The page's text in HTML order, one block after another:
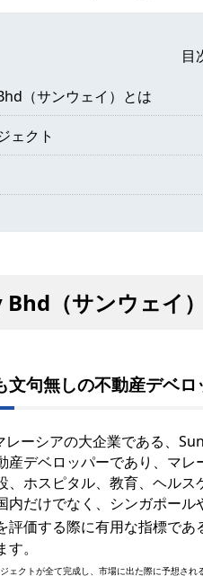
目
（サンウェイ）とは
ェクト
（サンウェイ
文句無しの不動産デベロ
ーシアの大企業である、
産デベロッパーであり、マ
、ホスピタル、教育、ヘル
内だけでなく、シンガポー
評価する際に有用な指標であ
。
ェクトが全て完成し、市場に出た際に予想され